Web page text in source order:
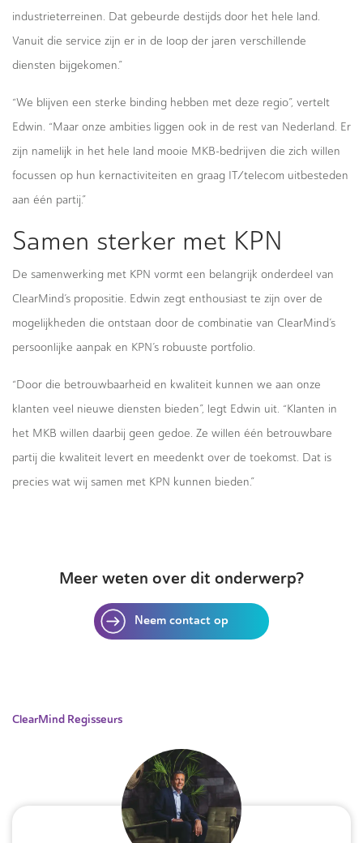
industrieterreinen. Dat gebeurde destijds door het hele land.
Vanuit die service zijn er in de loop der jaren verschillende
diensten bijgekomen.”
“We blijven een sterke binding hebben met deze regio”, vertelt
Edwin. “Maar onze ambities liggen ook in de rest van Nederland. Er
zijn namelijk in het hele land mooie MKB-bedrijven die zich willen
focussen op hun kernactiviteiten en graag IT/telecom uitbesteden
aan één partij.”
Samen sterker met KPN
De samenwerking met KPN vormt een belangrijk onderdeel van
ClearMind’s propositie. Edwin zegt enthousiast te zijn over de
mogelijkheden die ontstaan door de combinatie van ClearMind’s
persoonlijke aanpak en KPN’s robuuste portfolio.
“Door die betrouwbaarheid en kwaliteit kunnen we aan onze
klanten veel nieuwe diensten bieden”, legt Edwin uit. “Klanten in
het MKB willen daarbij geen gedoe. Ze willen één betrouwbare
partij die kwaliteit levert en meedenkt over de toekomst. Dat is
precies wat wij samen met KPN kunnen bieden.”
Meer weten over dit onderwerp?
Neem contact op
ClearMind Regisseurs